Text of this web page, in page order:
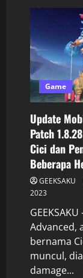
Game
Update
Patch
Cici dan
Beberapa
GEEKSAKU
2023
Advanced,
bernama
muncul,
damage...